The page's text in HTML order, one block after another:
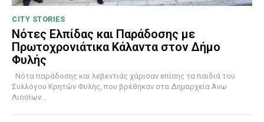
CITY STORIES
Νότες Ελπίδας και Παράδοσης με
Πρωτοχρονιάτικα Κάλαντα στον Δήμο
Φυλής
Νότα παράδοσης και λεβεντιάς χάρισαν επίσης τα παιδιά του
Συλλόγου Κρητών Φυλής, που βρέθηκαν στα Δημαρχεία Άνω
Λιοσίων...